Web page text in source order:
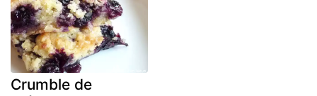
Crumble de